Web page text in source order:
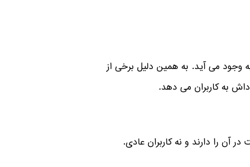
وجود می آید. به همین دلیل برخی از
به کاربران می دهد.
آن را دارند و نه کاربران عادی.